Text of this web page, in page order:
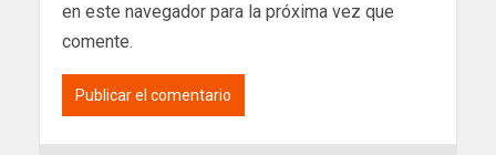
en este navegador para la próxima vez que
comente.